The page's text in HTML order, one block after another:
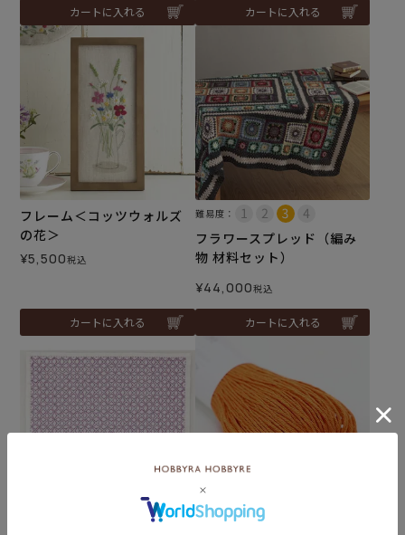
カートに入れる カートに入れる
フレーム＜コッツウォルズ
の花＞
¥5,500税込
カートに入れる
難易度：
フラワースプレッド（編み
物 材料セット）
¥44,000税込
カートに入れる
刺し子糸 オレンジ＜120＞